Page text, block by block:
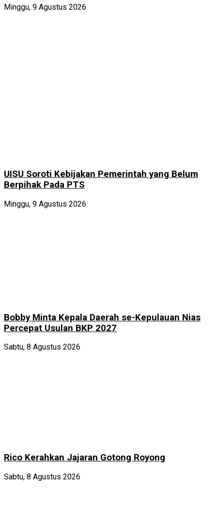
Minggu, 9 Agustus 2026
UISU Soroti Kebijakan Pemerintah yang Belum
Berpihak Pada PTS
Minggu, 9 Agustus 2026
Bobby Minta Kepala Daerah se-Kepulauan Nias
Percepat Usulan BKP 2027
Sabtu, 8 Agustus 2026
Rico Kerahkan Jajaran Gotong Royong
Sabtu, 8 Agustus 2026